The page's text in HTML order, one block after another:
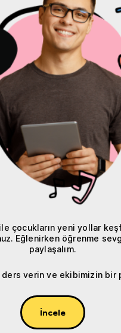
çocukların yeni yollar
Eğlenirken öğrenme
paylaşalım.
ders verin ve ekibimizin bir
İncele